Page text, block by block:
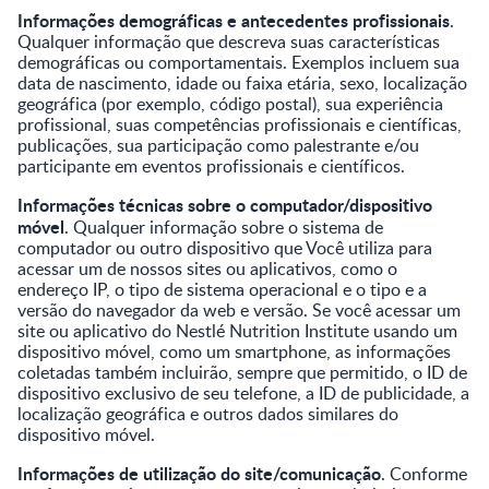
Informações demográficas e antecedentes profissionais.
Qualquer informação que descreva suas características
demográficas ou comportamentais. Exemplos incluem sua
data de nascimento, idade ou faixa etária, sexo, localização
geográfica (por exemplo, código postal), sua experiência
profissional, suas competências profissionais e científicas,
publicações, sua participação como palestrante e/ou
participante em eventos profissionais e científicos.
Informações técnicas sobre o computador/dispositivo
móvel. Qualquer informação sobre o sistema de
computador ou outro dispositivo que Você utiliza para
acessar um de nossos sites ou aplicativos, como o
endereço IP, o tipo de sistema operacional e o tipo e a
versão do navegador da web e versão. Se você acessar um
site ou aplicativo do Nestlé Nutrition Institute usando um
dispositivo móvel, como um smartphone, as informações
coletadas também incluirão, sempre que permitido, o ID de
dispositivo exclusivo de seu telefone, a ID de publicidade, a
localização geográfica e outros dados similares do
dispositivo móvel.
Informações de utilização do site/comunicação. Conforme